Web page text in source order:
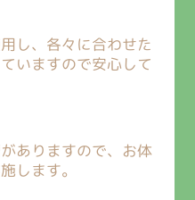
し、各々に合わせた
いますので安心して
ありますので、お体
します。